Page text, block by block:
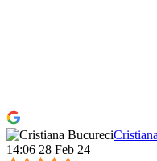
14:06 28 Feb 24